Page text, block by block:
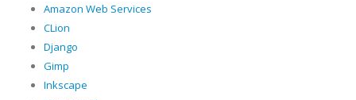
Amazon Web Services
CLion
Django
Gimp
Inkscape